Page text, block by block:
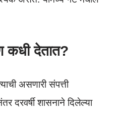
कधी देतात?
असणारी संपत्ती
दरवर्षी शासनाने दिलेल्या